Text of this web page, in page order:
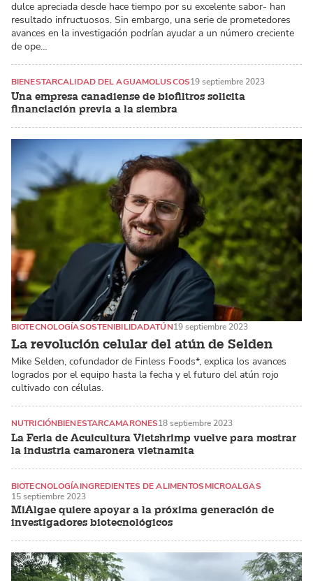
dulce apreciada desde hace tiempo por su excelente sabor- han
resultado infructuosos. Sin embargo, una serie de prometedores
avances en la investigación podrían ayudar a un número creciente
de ope…
Una empresa canadiense de biofiltros solicita
financiación previa a la siembra
BIENESTARCALIDAD DEL AGUAMOLUSCOS19 septiembre 2023
La revolución celular del atún de Selden
BIOTECNOLOGÍASOSTENIBILIDADATÚN19 septiembre 2023
Mike Selden, cofundador de Finless Foods*, explica los avances
logrados por el equipo hasta la fecha y el futuro del atún rojo
cultivado con células.
La Feria de Acuicultura Vietshrimp vuelve para mostrar
la industria camaronera vietnamita
NUTRICIÓNBIENESTARCAMARONES18 septiembre 2023
MiAlgae quiere apoyar a la próxima generación de
investigadores biotecnológicos
BIOTECNOLOGÍAINGREDIENTES DE ALIMENTOSMICROALGAS
15 septiembre 2023